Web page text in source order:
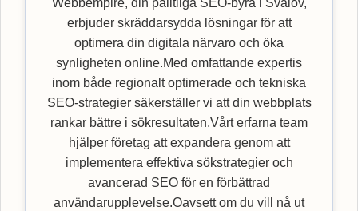
Webbempire, din pålitliga SEO-byrå i Svalöv,
erbjuder skräddarsydda lösningar för att
optimera din digitala närvaro och öka
synligheten online.Med omfattande expertis
inom både regionalt optimerade och tekniska
SEO-strategier säkerställer vi att din webbplats
rankar bättre i sökresultaten.Vårt erfarna team
hjälper företag att expandera genom att
implementera effektiva sökstrategier och
avancerad SEO för en förbättrad
användarupplevelse.Oavsett om du vill nå ut